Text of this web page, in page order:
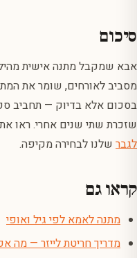
סיכום
אבא שמקבל מתנה אישית
מסביב לאורחים, שומר את
בסכום אלא בדיוק — תחביב
שזכרת שתי שנים אחרי. ראו
לגבר שלנו לבחירה מקיפה.
קראו גם
מתנה לאמא לפי גיל ואופי
מדריך חריטת לייזר — מה